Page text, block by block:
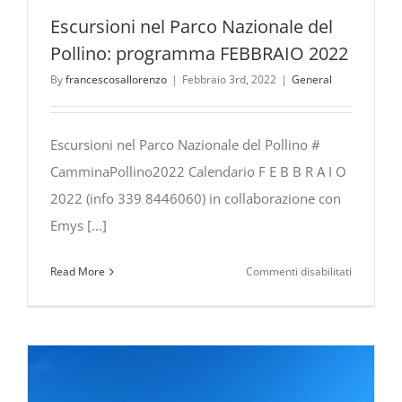
Escursioni nel Parco Nazionale del
Pollino: programma FEBBRAIO 2022
Byfrancescosallorenzo | Febbraio 3rd, 2022 | General
Escursioni nel Parco Nazionale del Pollino #
CamminaPollino2022 Calendario F E B B R A I O
2022 (info 339 8446060) in collaborazione con
Emys [...]
Read More Commenti disabilitati